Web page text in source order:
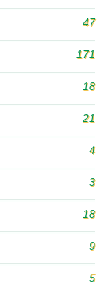
47
171
18
21
4
3
18
9
5